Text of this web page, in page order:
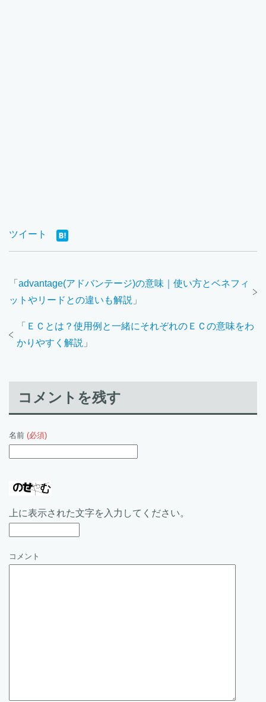
ツイート
「 advantage(アドバンテージ)の意味｜使い方とベネフィ
ットやリードとの違いも解説 」
「 ＥＣとは？使用例と一緒にそれぞれのＥＣの意味をわ
かりやすく解説 」
コメントを残す
名前 (必須)
上に表示された文字を入力してください。
コメント